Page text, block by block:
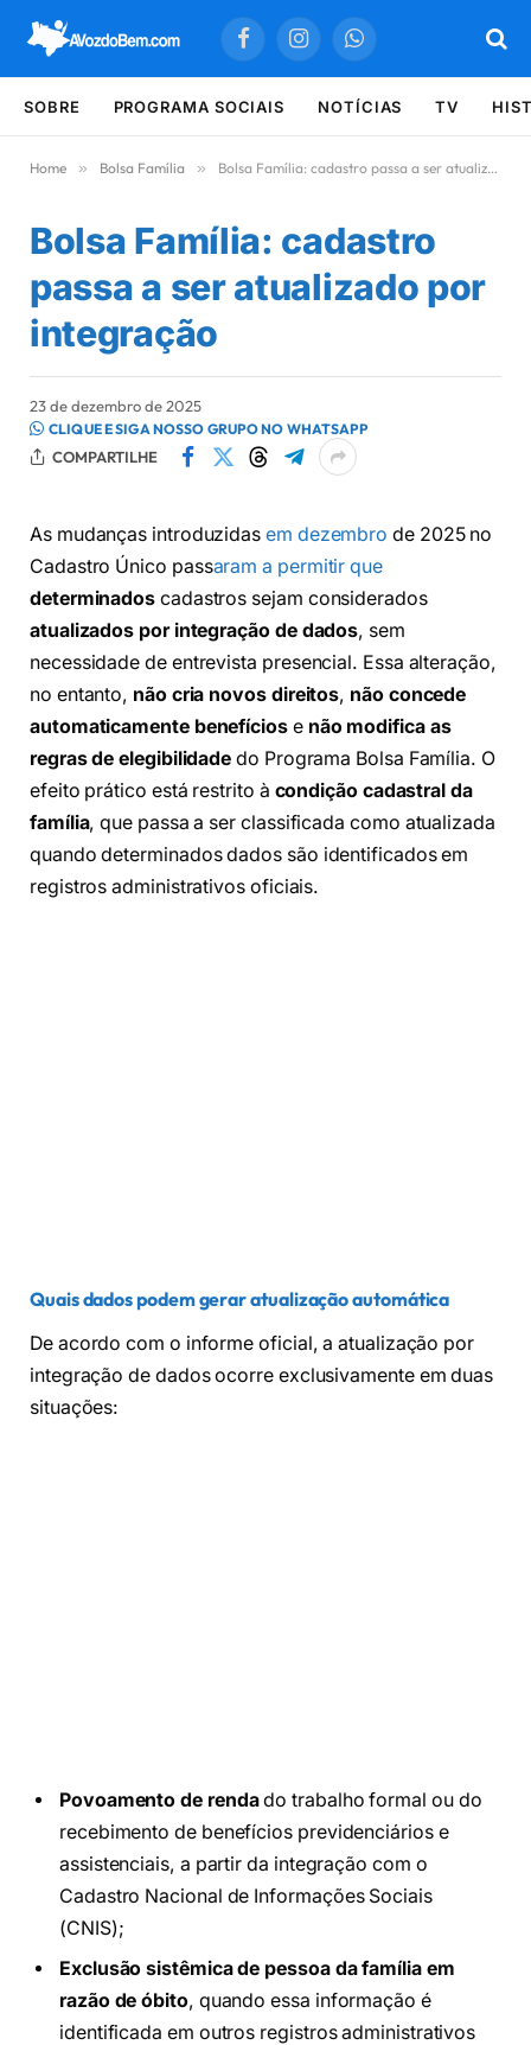
FacebookInstagramWhatsApp
SOBRE PROGRAMA SOCIAIS NOTÍCIAS TV
Home » Bolsa Família » Bolsa Família: cadastro passa a ser atualizado por integração
Bolsa Família: cadastro
passa a ser atualizado por
integração
23 de dezembro de 2025
CLIQUE E SIGA NOSSO GRUPO NO WHATSAPP
COMPARTILHE
As mudanças introduzidasem dezembro de 2025 no
Cadastro Único passaram a permitir que
determinados cadastros sejam considerados
atualizados por integração de dados, sem
necessidade de entrevista presencial. Essa alteração,
no entanto, não cria novos direitos, não concede
automaticamente benefíciose não modifica as
regras de elegibilidade do Programa Bolsa Família. O
efeito prático está restrito à condição cadastral da
família, que passa a ser classificada como atualizada
quando determinados dados são identificados em
registros administrativos oficiais.
Quais dados podem gerar atualização automática
De acordo com o informe oficial, a atualização por
integração de dados ocorre exclusivamente em duas
situações:
Povoamento de rendado trabalho formal ou do
recebimento de benefícios previdenciários e
assistenciais, a partir da integração com o
Cadastro Nacional de Informações Sociais
(CNIS);
Exclusão sistêmica de pessoa da família em
razão de óbito, quando essa informação é
identificada em outros registros administrativos